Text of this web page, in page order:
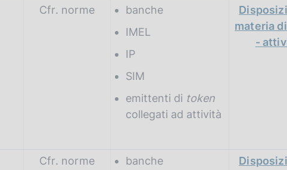
Cfr. norme
banche
IMEL
IP
SIM
emittenti di token
collegati ad attività
materia di
-
Cfr. norme
banche